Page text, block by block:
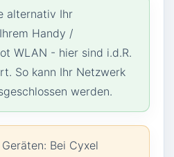
alternativ Ihr
Handy /
WLAN - hier sind i.d.R.
So kann Ihr Netzwerk
werden.
Bei Cyxel